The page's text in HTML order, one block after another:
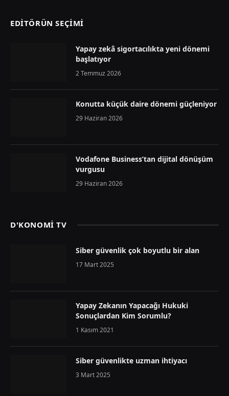
EDİTÖRÜN SEÇİMİ
Yapay zekâ sigortacılıkta yeni dönemi
başlatıyor
2 Temmuz 2026
Konutta küçük daire dönemi güçleniyor
29 Haziran 2026
Vodafone Business’tan dijital dönüşüm
vurgusu
29 Haziran 2026
D'KONOMİ TV
Siber güvenlik çok boyutlu bir alan
17 Mart 2025
Yapay Zekanın Yapacağı Hukuki
Sonuçlardan Kim Sorumlu?
1 Kasım 2021
Siber güvenlikte uzman ihtiyacı
3 Mart 2025